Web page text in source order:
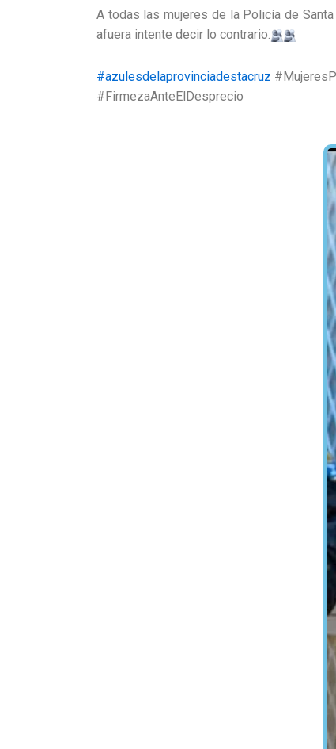
​A todas las mujeres de la Policía de
afuera intente decir lo contrario.
#azulesdelaprovinciadestacruz
#FirmezaAnteElDesprecio